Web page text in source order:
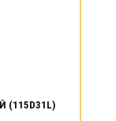
(115D31L)